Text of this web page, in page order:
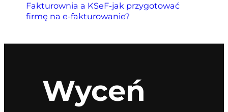
Fakturownia a KSeF-jak przygotować
firmę na e-fakturowanie?
Wyceń